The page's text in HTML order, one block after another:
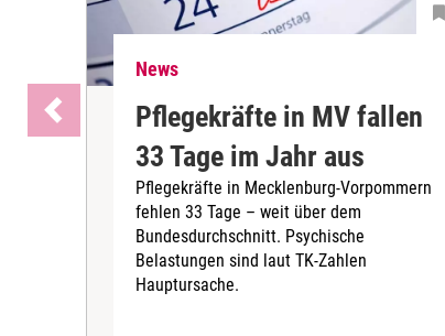
News
Pflegekräfte in MV fallen
33 Tage im Jahr aus
Pflegekräfte in Mecklenburg-Vorpommern
fehlen 33 Tage – weit über dem
Bundesdurchschnitt. Psychische
Belastungen sind laut TK-Zahlen
Hauptursache.